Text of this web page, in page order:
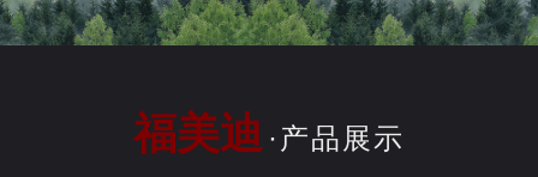
福美迪 ·产品展示